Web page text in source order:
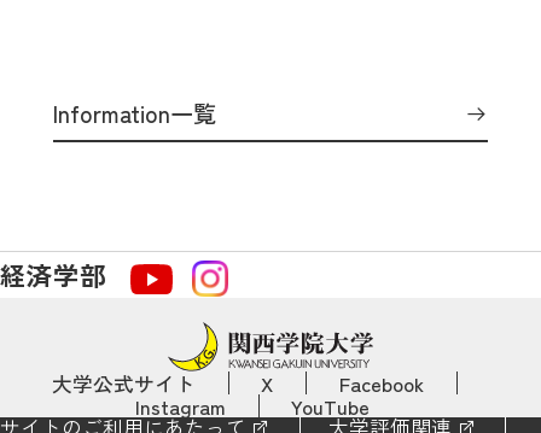
Information一覧
経済学部
大学公式サイト X Facebook
Instagram YouTube
サイトのご利用にあたって 大学評価関連